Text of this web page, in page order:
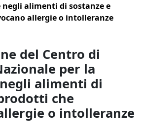
alimenti di sostanze e
allergie o intolleranze
del Centro di
per la
alimenti di
che
o intolleranze